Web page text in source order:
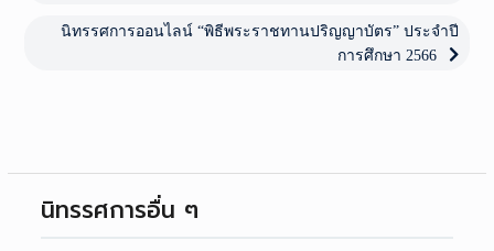
Next
นิทรรศการออนไลน์ “พิธีพระราชทานปริญญาบัตร” ประจำปี
การศึกษา 2566
นิทรรศการอื่น ๆ